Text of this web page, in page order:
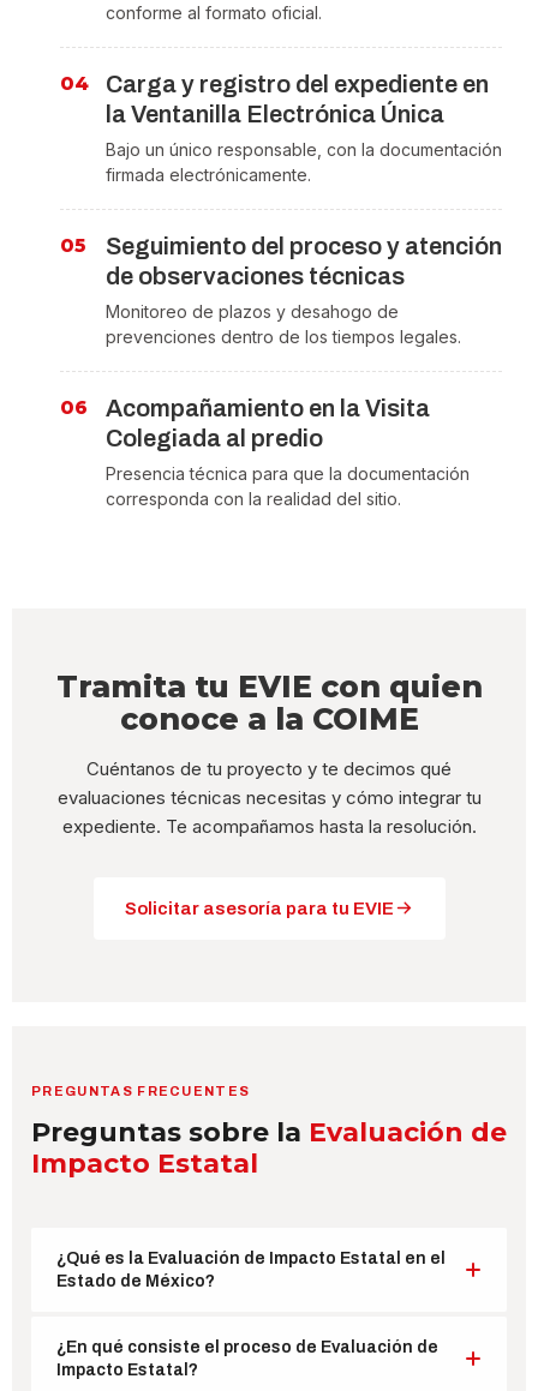
conforme al formato oficial.
Carga y registro del expediente en
la Ventanilla Electrónica Única
Bajo un único responsable, con la documentación
firmada electrónicamente.
Seguimiento del proceso y atención
de observaciones técnicas
Monitoreo de plazos y desahogo de
prevenciones dentro de los tiempos legales.
Acompañamiento en la Visita
Colegiada al predio
Presencia técnica para que la documentación
corresponda con la realidad del sitio.
Tramita tu EVIE con quien
conoce a la COIME
Cuéntanos de tu proyecto y te decimos qué
evaluaciones técnicas necesitas y cómo integrar tu
expediente. Te acompañamos hasta la resolución.
Solicitar asesoría para tu EVIE
PREGUNTAS FRECUENTES
Preguntas sobre la Evaluación de
Impacto Estatal
¿Qué es la Evaluación de Impacto Estatal en el
Estado de México?
se analiza y dictamina si un proyecto cumple con los
criterios normativos en materia urbana, vial, ambiental
¿En qué consiste el proceso de Evaluación de
Impacto Estatal?